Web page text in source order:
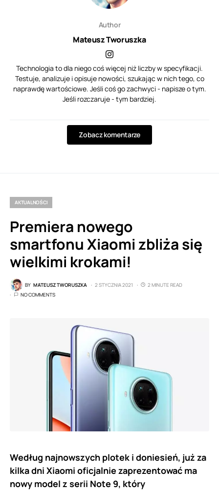
Author
Mateusz Tworuszka
Technologia to dla niego coś więcej niż liczby w specyfikacji.
Testuje, analizuje i opisuje nowości, szukając w nich tego, co
naprawdę wartościowe. Jeśli coś go zachwyci - napisze o tym.
Jeśli rozczaruje - tym bardziej.
Zobacz komentarze
AKTUALNOŚCI
Premiera nowego
smartfonu Xiaomi zbliża się
wielkimi krokami!
BY MATEUSZ TWORUSZKA 2 STYCZNIA 2021
2 MINUTE READ
NO COMMENTS
Według najnowszych plotek i doniesień, już za
kilka dni Xiaomi oficjalnie zaprezentować ma
nowy model z serii Note 9, który